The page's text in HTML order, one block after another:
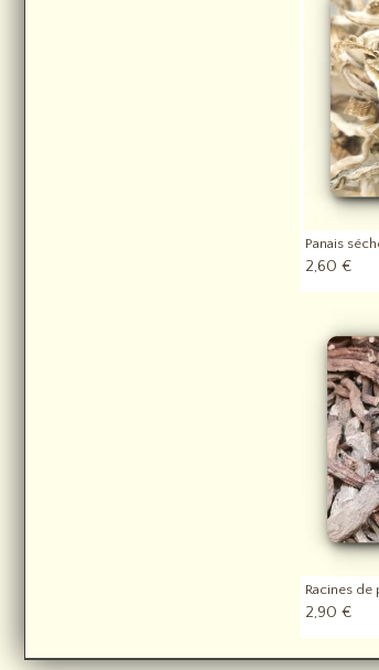
Panais
2,60 €
Racines de
2,90 €